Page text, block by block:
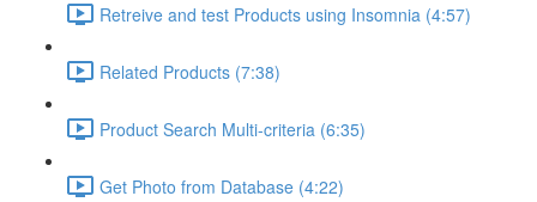
Retreive and test Products using Insomnia (4:57)
Related Products (7:38)
Product Search Multi-criteria (6:35)
Get Photo from Database (4:22)